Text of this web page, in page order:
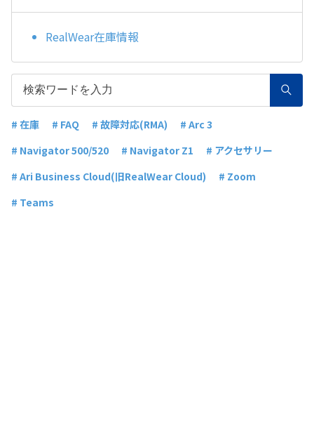
RealWear在庫情報
# 在庫 # FAQ # 故障対応(RMA)
# Arc 3
# Navigator 500/520
# Navigator Z1
# アクセサリー
# Ari Business Cloud(旧RealWear Cloud)
# Zoom
# Teams